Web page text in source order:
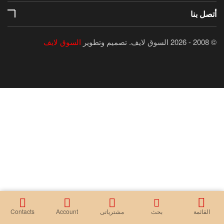
أتصل بنا
© 2008 - 2026 السوق لايف. تصميم وتطوير السوق لايف
القائمة بحث مشترياتى Account
Contacts